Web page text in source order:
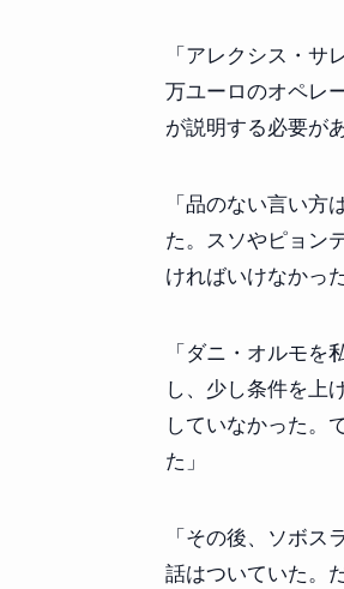
「アレクシス・
万ユーロのオペレ
が説明する必要が
「品のない言い
た。スソやピョン
ければいけなかった
「ダニ・オルモ
し、少し条件を上
していなかった。
た」
「その後、ソボ
話はついていた。